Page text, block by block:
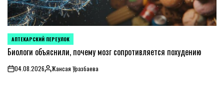
POSTED
IN
АПТЕКАРСКИЙ ПЕРЕУЛОК
Биологи объяснили, почему мозг сопротивляется похудению
on04.08.2026PostedЖансая Уразбаева